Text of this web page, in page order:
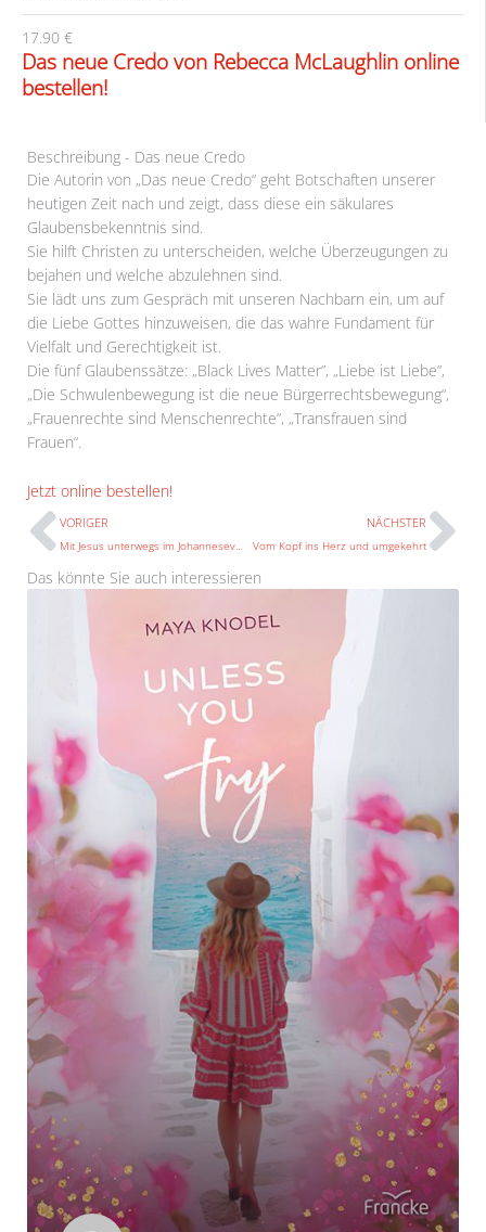
17.90 €
Das neue Credo von Rebecca McLaughlin online
bestellen!
Beschreibung - Das neue Credo
Die Autorin von „Das neue Credo“ geht Botschaften unserer
heutigen Zeit nach und zeigt, dass diese ein säkulares
Glaubensbekenntnis sind.
Sie hilft Christen zu unterscheiden, welche Überzeugungen zu
bejahen und welche abzulehnen sind.
Sie lädt uns zum Gespräch mit unseren Nachbarn ein, um auf
die Liebe Gottes hinzuweisen, die das wahre Fundament für
Vielfalt und Gerechtigkeit ist.
Die fünf Glaubenssätze: „Black Lives Matter”, „Liebe ist Liebe”,
„Die Schwulenbewegung ist die neue Bürgerrechtsbewegung“,
„Frauenrechte sind Menschenrechte“, „Transfrauen sind
Frauen“.
Jetzt online bestellen!
Prev
VORIGER
Mit Jesus unterwegs im Johannesevangelium
NÄCHSTER
Vom Kopf ins Herz und umgekehrt
Das könnte Sie auch interessieren